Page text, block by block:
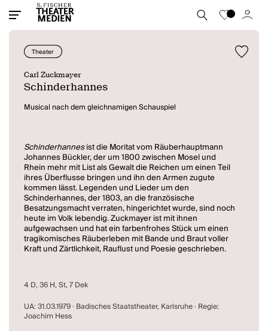
Theater
Carl Zuckmayer
Schinderhannes
Musical nach dem gleichnamigen Schauspiel
Schinderhannesist die Moritat vom Räuberhauptmann
Johannes Bückler, der um 1800 zwischen Mosel und
Rhein mehr mit List als Gewalt die Reichen um einen Teil
ihres Überflusse bringen und ihn den Armen zugute
kommen lässt. Legenden und Lieder um den
Schinderhannes, der 1803, an die französische
Besatzungsmacht verraten, hingerichtet wurde, sind noch
heute im Volk lebendig. Zuckmayer ist mit ihnen
aufgewachsen und hat ein farbenfrohes Stück um einen
tragikomisches Räuberleben mit Bande und Braut voller
Kraft und Zärtlichkeit, Rauflust und Poesie geschrieben.
4 D, 36 H, St, 7 Dek
UA: 31.03.1979 · Badisches Staatstheater, Karlsruhe · Regie:
Joachim Hess